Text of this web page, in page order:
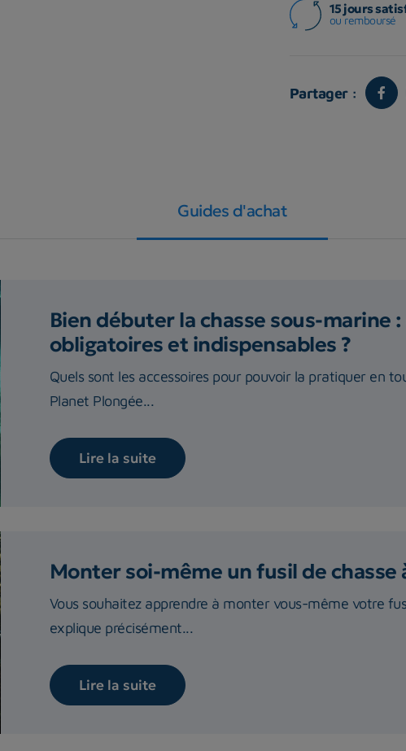
15 jours
ou remboursé
Partager :
Guides d'achat
Bien débuter la chasse sous-marine
obligatoires et indispensables ?
Quels sont les accessoires pour pouvoir la pratiquer en
Planet Plongée...
Lire la suite
Monter soi-même un fusil de
Vous souhaitez apprendre à monter vous-même votre
explique précisément...
Lire la suite